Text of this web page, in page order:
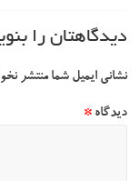
دیدگاهتان را
نشانی ایمیل شما منتشر
دیدگاه*